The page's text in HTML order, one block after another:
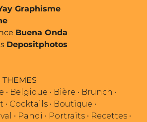
Graphisme
Buena Onda
Depositphotos
• Belgique • Bière • Brunch •
• Cocktails • Boutique •
• Pandi • Portraits • Recettes •